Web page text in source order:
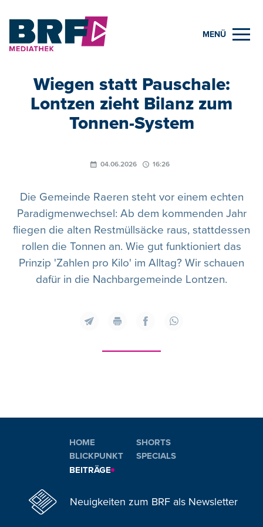
MENÜ
Wiegen statt Pauschale:
Lontzen zieht Bilanz zum
Tonnen-System
04.06.2026 16:26
Die Gemeinde Raeren steht vor einem echten
Paradigmenwechsel: Ab dem kommenden Jahr
fliegen die alten Restmüllsäcke raus, stattdessen
rollen die Tonnen an. Wie gut funktioniert das
Prinzip 'Zahlen pro Kilo' im Alltag? Wir schauen
dafür in die Nachbargemeinde Lontzen.
HOME
BLICKPUNKT
BEITRÄGE
SHORTS
SPECIALS
Neuigkeiten zum BRF als Newsletter